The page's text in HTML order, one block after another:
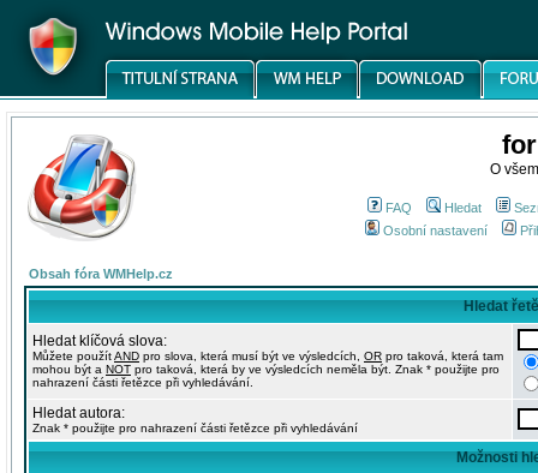
O
FAQ Hledat
Osobní nastavení
Obsah fóra WMHelp.cz
Hledat
Hledat klíčová slova:
Můžete použítAND pro slova, která musí být ve výsledcích, OR pro taková, která tam
mohou být a NOT pro taková, která by ve výsledcích neměla být. Znak * použijte pro
nahrazení části řetězce při vyhledávání.
Hledat autora:
Znak * použijte pro nahrazení části řetězce při vyhledávání
Možnosti